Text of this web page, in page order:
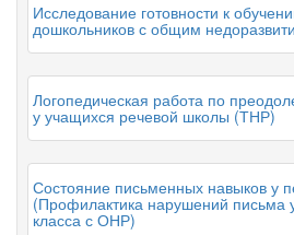
Исследование готовности к
дошкольников с общим
Логопедическая работа по
у учащихся речевой школы (ТНР)
Состояние письменных навыков у
(Профилактика нарушений письма
класса с ОНР)